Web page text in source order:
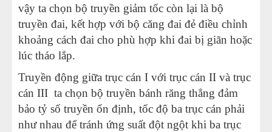
vậy ta chọn bộ truyền giảm tốc còn lại là bộ
truyền đai, kết hợp với bộ căng đai đẻ điều chỉnh
khoảng cách đai cho phù hợp khi đai bị giãn hoặc
lúc tháo lắp.
Truyền động giữa trục cán I với trục cán II và trục
cán III ta chọn bộ truyền bánh răng thẳng đảm
bảo tỷ số truyền ổn định, tốc độ ba trục cán phải
như nhau để tránh ứng suất đột ngột khi ba trục